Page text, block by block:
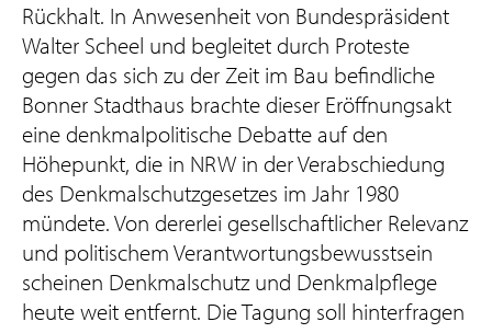
Rückhalt. In Anwesenheit von Bundespräsident
Walter Scheel und begleitet durch Proteste
gegen das sich zu der Zeit im Bau befindliche
Bonner Stadthaus brachte dieser Eröffnungsakt
eine denkmalpolitische Debatte auf den
Höhepunkt, die in NRW in der Verabschiedung
des Denkmalschutzgesetzes im Jahr 1980
mündete. Von dererlei gesellschaftlicher Relevanz
und politischem Verantwortungsbewusstsein
scheinen Denkmalschutz und Denkmalpflege
heute weit entfernt. Die Tagung soll hinterfragen